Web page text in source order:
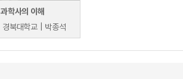
과학사의 이해
경북대학교 | 박종석